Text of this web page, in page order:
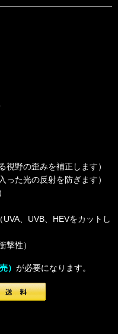
視野の歪みを補正します）
った光の反射を防ぎます）
、UVB、HEVをカットし
撃性）
） が必要になります。